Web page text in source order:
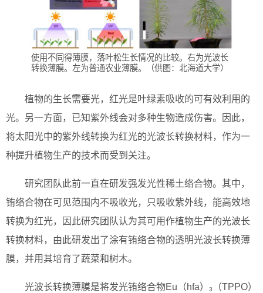
使用不同得薄膜，落叶松生长情况的比较。右为光波长
转换薄膜。左为普通农业薄膜。（供图：北海道大学）
植物的生长需要光，红光是叶绿素吸收的可有效利用的
光。另一方面，已知紫外线会对多种生物造成伤害。因此，
将太阳光中的紫外线转换为红光的光波长转换材料，作为一
种提升植物生产的技术而受到关注。
研究团队此前一直在研发强发光性稀土络合物。其中，
铕络合物在可见范围内不吸收光，只吸收紫外线，能高效地
转换为红光，因此研究团队认为其可用作植物生产的光波长
转换材料，由此研发出了涂有铕络合物的透明光波长转换薄
膜，并用其培育了蔬菜和树木。
光波长转换薄膜是将发光铕络合物Eu（hfa） 3 （TPPO）